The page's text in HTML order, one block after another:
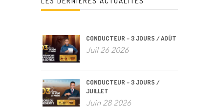
CONDUCTEUR – 3 JOURS / AOÛT
Juil 26 2026
CONDUCTEUR – 3 JOURS /
JUILLET
Juin 28 2026